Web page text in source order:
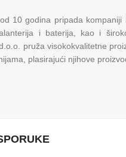
10 godina pripada
i baterija, kao i
pruža visokokvalitetne
plasirajući njihove